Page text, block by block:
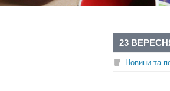
23
Новини та